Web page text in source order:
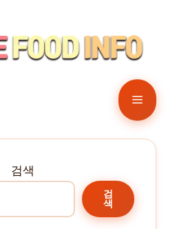
메
뉴
검색
검
색